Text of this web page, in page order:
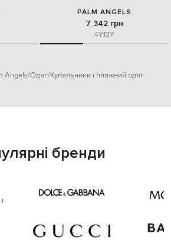
PALM ANGELS
7 342 грн
4Y13Y
Angels Одяг Купальники і пляжний одяг
бренди